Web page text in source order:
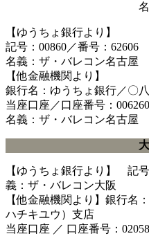
【ゆうちょ銀行より】
記号：00860／番号：62606
名義：ザ・バレコン名古屋
【他金融機関より】
銀行名：ゆうちょ銀行／〇
当座口座／口座番号：
名義：ザ・バレコン名古屋
【ゆうちょ銀行より】 記
義：ザ・バレコン大阪
【他金融機関より】銀行名
ハチキユウ）支店
当座口座 ／ 口座番号：